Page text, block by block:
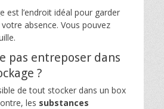
est l’endroit idéal pour garder
absence. Vous pouvez
pas entreposer dans
?
de tout stocker dans un box
les substances